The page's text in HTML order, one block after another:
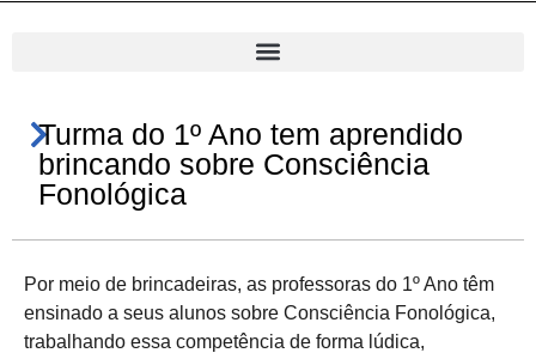
Turma do 1º Ano tem aprendido
brincando sobre Consciência
Fonológica
Por meio de brincadeiras, as professoras do 1º Ano têm
ensinado a seus alunos sobre Consciência Fonológica,
trabalhando essa competência de forma lúdica,